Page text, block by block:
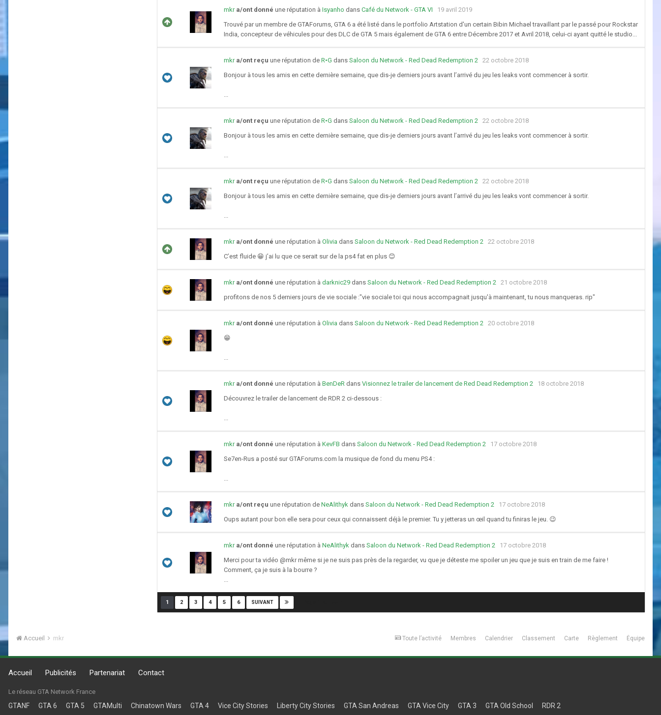
mkr a/ont donné une réputation à Isyanho dans Café du Network - GTA VI
19 avril 2019
Trouvé par un membre de GTAForums, GTA 6 a été listé dans le portfolio Artstation d'un certain Bibin Michael travaillant par le passé pour Rockstar
India, concepteur de véhicules pour des DLC de GTA 5 mais également de GTA 6 entre Décembre 2017 et Avril 2018, celui-ci ayant quitté le studio...
mkr a/ont reçu une réputation de R•G dans Saloon du Network - Red Dead Redemption 2
22 octobre 2018
Bonjour à tous les amis en cette dernière semaine, que dis-je derniers jours avant l’arrivé du jeu les leaks vont commencer à sortir.
mkr a/ont reçu une réputation de R•G dans Saloon du Network - Red Dead Redemption 2
22 octobre 2018
Bonjour à tous les amis en cette dernière semaine, que dis-je derniers jours avant l’arrivé du jeu les leaks vont commencer à sortir.
mkr a/ont reçu une réputation de R•G dans Saloon du Network - Red Dead Redemption 2
22 octobre 2018
Bonjour à tous les amis en cette dernière semaine, que dis-je derniers jours avant l’arrivé du jeu les leaks vont commencer à sortir.
mkr a/ont donné une réputation à Olivia dans Saloon du Network - Red Dead Redemption 2
22 octobre 2018
C’est fluide 😁 j’ai lu que ce serait sur de la ps4 fat en plus 😊
mkr a/ont donné une réputation à darknic29 dans Saloon du Network - Red Dead Redemption 2
21 octobre 2018
profitons de nos 5 derniers jours de vie sociale :"vie sociale toi qui nous accompagnait jusqu'à maintenant, tu nous manqueras. rip"
mkr a/ont donné une réputation à Olivia dans Saloon du Network - Red Dead Redemption 2
20 octobre 2018
😁
mkr a/ont donné une réputation à BenDeR dans Visionnez le trailer de lancement de Red Dead Redemption 2
18 octobre 2018
Découvrez le trailer de lancement de RDR 2 ci-dessous :
mkr a/ont donné une réputation à KevFB dans Saloon du Network - Red Dead Redemption 2
17 octobre 2018
Se7en-Rus a posté sur GTAForums.com la musique de fond du menu PS4 :
mkr a/ont reçu une réputation de NeAlithyk dans Saloon du Network - Red Dead Redemption 2
17 octobre 2018
Oups autant pour bon elle sera pour ceux qui connaissent déjà le premier. Tu y jetteras un œil quand tu finiras le jeu. 😉
mkr a/ont donné une réputation à NeAlithyk dans Saloon du Network - Red Dead Redemption 2
17 octobre 2018
Merci pour ta vidéo @mkr même si je ne suis pas près de la regarder, vu que je déteste me spoiler un jeu que je suis en train de me faire !
Comment, ça je suis à la bourre ?
1 2 3 4 5 6 SUIVANT
Toute l’activité Membres Calendrier Classement Carte Règlement Équipe
Accueil mkr
Accueil Publicités Partenariat Contact
Le réseau GTA Network France
GTANF GTA 6 GTA 5 GTAMulti Chinatown Wars GTA 4 Vice City Stories Liberty City Stories GTA San Andreas GTA Vice City GTA 3 GTA Old School RDR 2